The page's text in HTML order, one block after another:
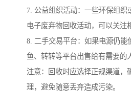
7. 公益组织活动：一些环保组织
电子废弃物回收活动，可以关注
8. 二手交易平台：如果电源仍能
鱼、转转等平台出售给有需要的
注意：回收时应选择正规渠道，
理，避免随意丢弃造成污染。